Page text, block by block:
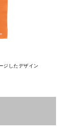
ジしたデザイン